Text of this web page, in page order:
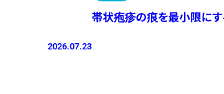
2026.07.23
帯状疱疹の痕を最小限にす